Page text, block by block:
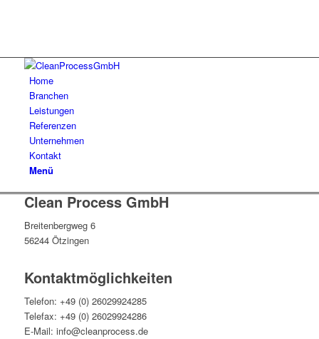
Home
Branchen
Leistungen
Referenzen
Unternehmen
Kontakt
Menü
Clean Process GmbH
Breitenbergweg 6
56244 Ötzingen
Kontaktmöglichkeiten
Telefon: +49 (0) 26029924285
Telefax: +49 (0) 26029924286
E-Mail: info@cleanprocess.de